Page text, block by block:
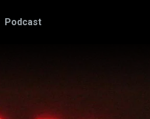
Podcast